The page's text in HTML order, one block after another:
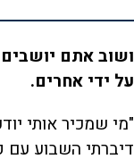
ושוב אתם
על ידי אחרים.
"מי שמכיר אותי
דיברתי השבוע עם